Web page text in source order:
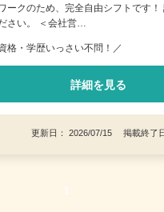
ークのため、完全自由シフトです！
さい。 ＜会社営…
格・学歴いっさい不問！／
詳細を見る
更新日： 2026/07/15 掲載終了
1